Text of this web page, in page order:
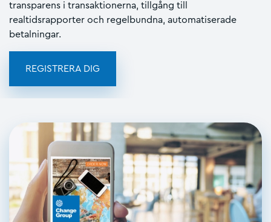
transparens i transaktionerna, tillgång till
realtidsrapporter och regelbundna, automatiserade
betalningar.
REGISTRERA DIG